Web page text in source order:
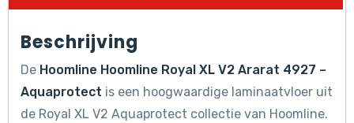
Beschrijving
De Hoomline Hoomline Royal XL V2 Ararat 4927 –
Aquaprotect is een hoogwaardige laminaatvloer uit
de Royal XL V2 Aquaprotect collectie van Hoomline.